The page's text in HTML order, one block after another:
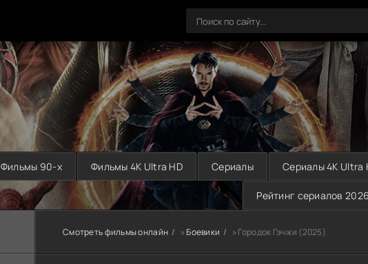
Фильмы 90-х Фильмы 4K Ultra HD Сериалы Сериалы 4K Ultra
Рейтинг сериалов 2026
Смотреть фильмы онлайн »Боевики » Городок Гэчжи (2025)